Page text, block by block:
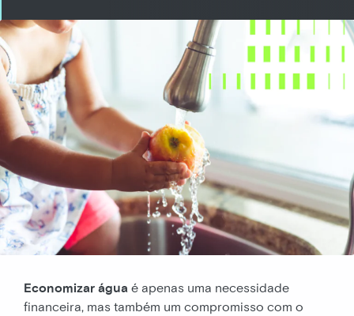
Economizar água é apenas uma necessidade
financeira, mas também um compromisso com o